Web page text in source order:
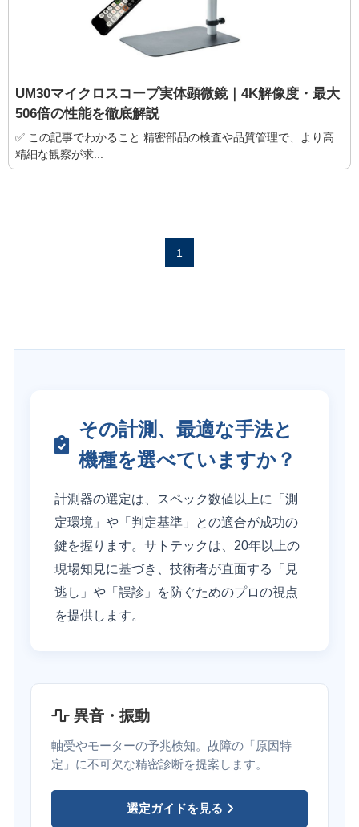
UM30マイクロスコープ実体顕微鏡｜4K解像度・最大
506倍の性能を徹底解説
✅ この記事でわかること 精密部品の検査や品質管理で、より高
精細な観察が求...
1
その計測、最適な手法と
機種を選べていますか？
計測器の選定は、スペック数値以上に「測
定環境」や「判定基準」との適合が成功の
鍵を握ります。サトテックは、20年以上の
現場知見に基づき、技術者が直面する「見
逃し」や「誤診」を防ぐためのプロの視点
を提供します。
異音・振動
軸受やモーターの予兆検知。故障の「原因特
定」に不可欠な精密診断を提案します。
選定ガイドを見る